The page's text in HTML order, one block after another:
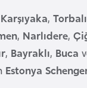
Karşıyaka, Torbalı
, Narlıdere,
, Bayraklı, Buca
Estonya